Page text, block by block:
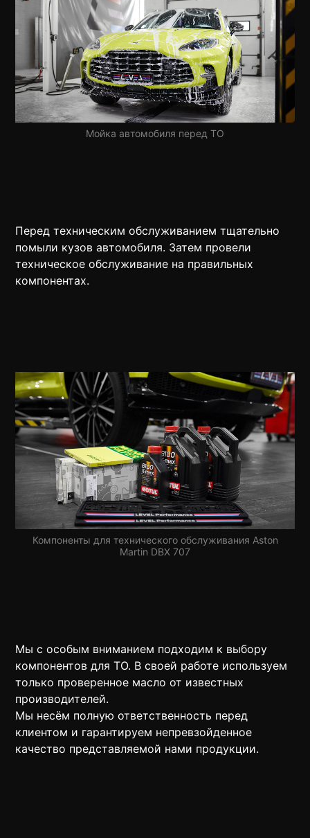
Мойка автомобиля перед ТО
Перед техническим обслуживанием тщательно
помыли кузов автомобиля. Затем провели
техническое обслуживание на правильных
компонентах.
Компоненты для технического обслуживания Aston
Martin DBX 707
Мы с особым вниманием подходим к выбору
компонентов для ТО. В своей работе используем
только проверенное масло от известных
производителей.
Мы несём полную ответственность перед
клиентом и гарантируем непревзойденное
качество представляемой нами продукции.